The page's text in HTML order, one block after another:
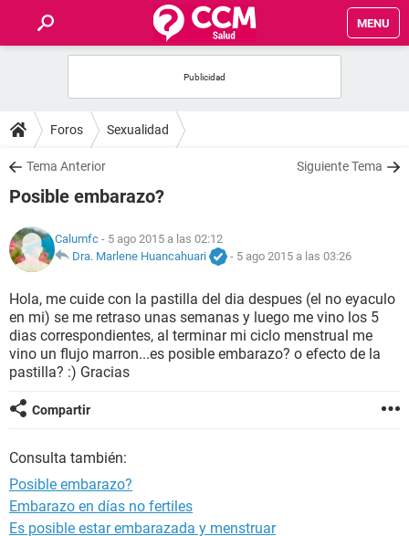
MENU
FOROS
SALUD
NUTRICIÓN
BIENESTAR
SEXUALIDAD
GLOSARIO
Foros Sexualidad
Tema Anterior Siguiente Tema
Posible embarazo?
Calumfc - 5 ago 2015 a las 02:12
Dra. Marlene Huancahuari
- 5 ago 2015 a las 03:26
Hola, me cuide con la pastilla del dia despues (el no eyaculo
en mi) se me retraso unas semanas y luego me vino los 5
dias correspondientes, al terminar mi ciclo menstrual me
vino un flujo marron...es posible embarazo? o efecto de la
pastilla? :) Gracias
Compartir
Consulta también:
Posible embarazo?
Embarazo en días no fertiles
Es posible estar embarazada y menstruar